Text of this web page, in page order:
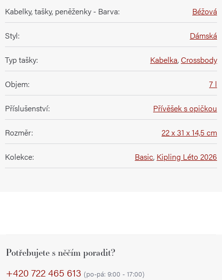
Kabelky, tašky, peněženky - Barva: Béžová
Styl: Dámská
Typ tašky: Kabelka,Crossbody
Objem: 7 l
Příslušenství: Přívěšek s opičkou
Rozměr: 22 x 31 x 14,5 cm
Kolekce: Basic, Kipling Léto 2026
Potřebujete s něčím poradit?
+420 722 465 613 (po-pá: 9:00 - 17:00)